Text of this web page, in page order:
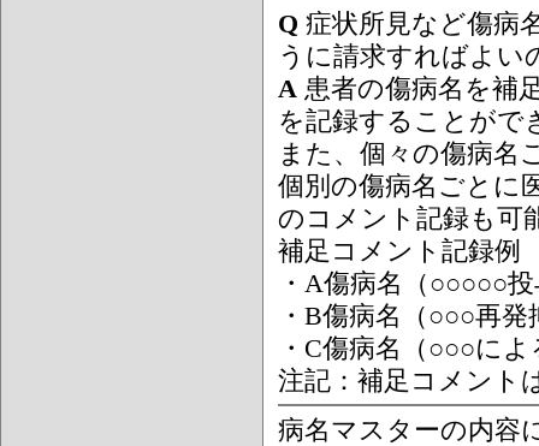
Q 症状所見など傷病
うに請求すればよい
A 患者の傷病名を補
を記録することがで
また、個々の傷病名
個別の傷病名ごとに
のコメント記録も可
補足コメント記録例
・A傷病名（○○○○○
・B傷病名（○○○再
・C傷病名（○○○に
注記：補足コメント
病名マスターの内容